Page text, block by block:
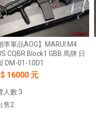
準軍品AOG】MARUI M4
CQBR Block1 GBB 馬牌 日
DM-01-10D1
16000 元
人數:3
售2